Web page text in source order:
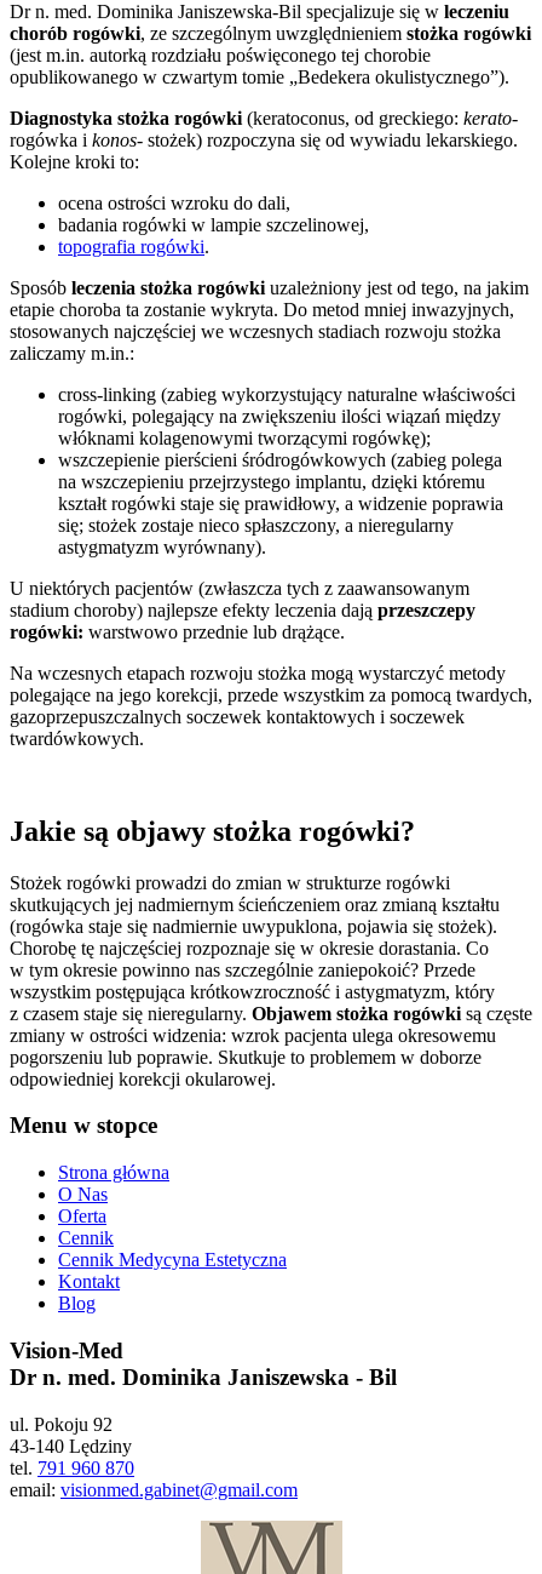
Dr n. med. Dominika Janiszewska-Bil specjalizuje się w leczeniu
chorób rogówki, ze szczególnym uwzględnieniem stożka rogówki
(jest m.in. autorką rozdziału poświęconego tej chorobie
opublikowanego w czwartym tomie „Bedekera okulistycznego”).
Diagnostyka stożka rogówki (keratoconus, od greckiego: kerato-
rogówka i konos- stożek) rozpoczyna się od wywiadu lekarskiego.
Kolejne kroki to:
ocena ostrości wzroku do dali,
badania rogówki w lampie szczelinowej,
topografia rogówki.
Sposób leczenia stożka rogówki uzależniony jest od tego, na jakim
etapie choroba ta zostanie wykryta. Do metod mniej inwazyjnych,
stosowanych najczęściej we wczesnych stadiach rozwoju stożka
zaliczamy m.in.:
cross-linking (zabieg wykorzystujący naturalne właściwości
rogówki, polegający na zwiększeniu ilości wiązań między
włóknami kolagenowymi tworzącymi rogówkę);
wszczepienie pierścieni śródrogówkowych (zabieg polega
na wszczepieniu przejrzystego implantu, dzięki któremu
kształt rogówki staje się prawidłowy, a widzenie poprawia
się; stożek zostaje nieco spłaszczony, a nieregularny
astygmatyzm wyrównany).
U niektórych pacjentów (zwłaszcza tych z zaawansowanym
stadium choroby) najlepsze efekty leczenia dają przeszczepy
rogówki: warstwowo przednie lub drążące.
Na wczesnych etapach rozwoju stożka mogą wystarczyć metody
polegające na jego korekcji, przede wszystkim za pomocą twardych,
gazoprzepuszczalnych soczewek kontaktowych i soczewek
twardówkowych.
Jakie są objawy stożka rogówki?
Stożek rogówki prowadzi do zmian w strukturze rogówki
skutkujących jej nadmiernym ścieńczeniem oraz zmianą kształtu
(rogówka staje się nadmiernie uwypuklona, pojawia się stożek).
Chorobę tę najczęściej rozpoznaje się w okresie dorastania. Co
w tym okresie powinno nas szczególnie zaniepokoić? Przede
wszystkim postępująca krótkowzroczność i astygmatyzm, który
z czasem staje się nieregularny. Objawem stożka rogówki są częste
zmiany w ostrości widzenia: wzrok pacjenta ulega okresowemu
pogorszeniu lub poprawie. Skutkuje to problemem w doborze
odpowiedniej korekcji okularowej.
Menu w stopce
Strona główna
O Nas
Oferta
Cennik
Cennik Medycyna Estetyczna
Kontakt
Blog
Vision-Med
Dr n. med. Dominika Janiszewska - Bil
ul. Pokoju 92
43-140 Lędziny
tel. 791 960 870
email: visionmed.gabinet@gmail.com